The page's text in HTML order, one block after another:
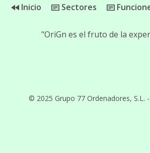
Inicio Sectores
© 2025 Grupo 77 Ordenadores, S.L.
"OriGn es el fruto de la